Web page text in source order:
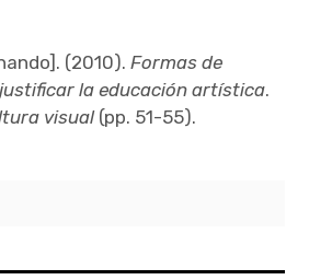
(2010).Formas de
la educación artística.
visual(pp. 51-55).